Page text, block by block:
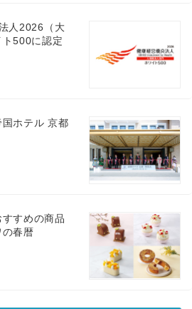
人2026（大
500に認定
ホテル 京都
すめの商品
春暦